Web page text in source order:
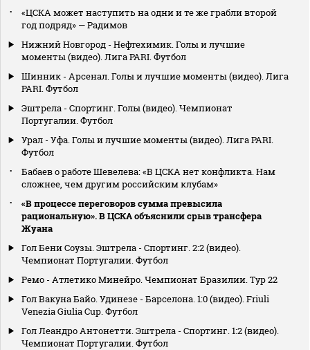
«ЦСКА может наступить на одни и те же грабли второй
год подряд» — Радимов
Нижний Новгород - Нефтехимик. Голы и лучшие
моменты (видео). Лига PARI. Футбол
Шинник - Арсенал. Голы и лучшие моменты (видео). Лига
PARI. Футбол
Эштрела - Спортинг. Голы (видео). Чемпионат
Португалии. Футбол
Урал - Уфа. Голы и лучшие моменты (видео). Лига PARI.
Футбол
Бабаев о работе Шевелева: «В ЦСКА нет конфликта. Нам
сложнее, чем другим российским клубам»
«В процессе переговоров сумма превысила
рациональную». В ЦСКА объяснили срыв трансфера
Жуана
Гол Бени Соузы. Эштрела - Спортинг. 2:2 (видео).
Чемпионат Португалии. Футбол
Ремо - Атлетико Минейро. Чемпионат Бразилии. Тур 22
Гол Вакуна Байо. Удинезе - Барселона. 1:0 (видео). Friuli
Venezia Giulia Cup. Футбол
Гол Леандро Антонетти. Эштрела - Спортинг. 1:2 (видео).
Чемпионат Португалии. Футбол